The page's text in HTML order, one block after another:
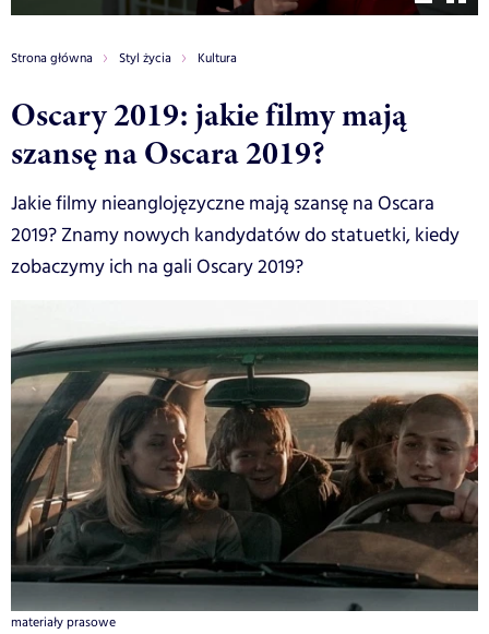
Strona główna Styl życia Kultura
Oscary 2019: jakie filmy mają
szansę na Oscara 2019?
Jakie filmy nieanglojęzyczne mają szansę na Oscara
2019? Znamy nowych kandydatów do statuetki, kiedy
zobaczymy ich na gali Oscary 2019?
materiały prasowe